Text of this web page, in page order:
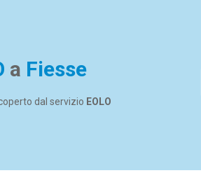
a Fiesse
dal servizio EOLO